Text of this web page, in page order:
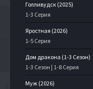
Голливудск (2025)
1-3 Серия
Яростная (2026)
1-5 Серия
Дом дракона (1-3 Сезон)
1-3 Сезон | 1-8 Серия
Муж (2026)